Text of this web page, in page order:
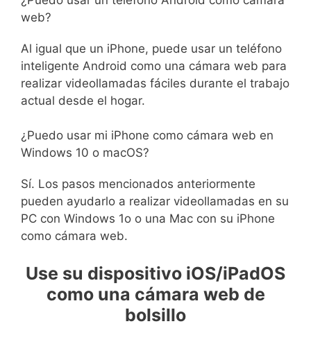
web?
Al igual que un iPhone, puede usar un teléfono
inteligente Android como una cámara web para
realizar videollamadas fáciles durante el trabajo
actual desde el hogar.
¿Puedo usar mi iPhone como cámara web en
Windows 10 o macOS?
Sí. Los pasos mencionados anteriormente
pueden ayudarlo a realizar videollamadas en su
PC con Windows 1o o una Mac con su iPhone
como cámara web.
Use su dispositivo iOS/iPadOS
como una cámara web de
bolsillo